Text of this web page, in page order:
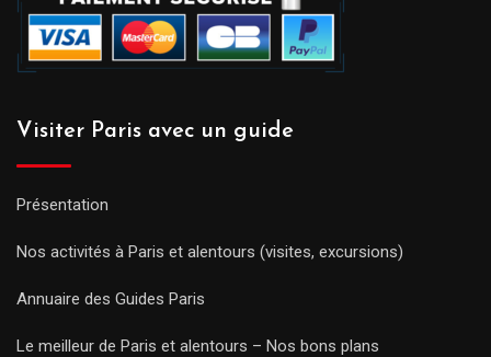
Visiter Paris avec un guide
Présentation
Nos activités à Paris et alentours (visites, excursions)
Annuaire des Guides Paris
Le meilleur de Paris et alentours – Nos bons plans